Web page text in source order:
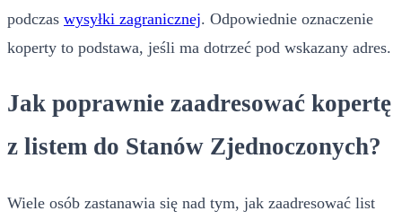
podczas wysyłki zagranicznej. Odpowiednie oznaczenie
koperty to podstawa, jeśli ma dotrzeć pod wskazany adres.
Jak poprawnie zaadresować kopertę
z listem do Stanów Zjednoczonych?
Wiele osób zastanawia się nad tym, jak zaadresować list